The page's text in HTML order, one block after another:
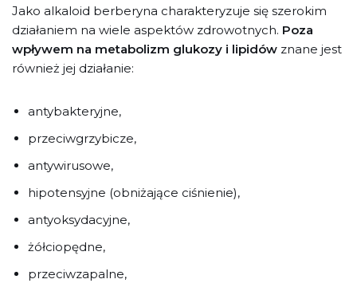
Jako alkaloid berberyna charakteryzuje się szerokim
działaniem na wiele aspektów zdrowotnych. Poza
wpływem na metabolizm glukozy i lipidów znane jest
również jej działanie:
antybakteryjne,
przeciwgrzybicze,
antywirusowe,
hipotensyjne (obniżające ciśnienie),
antyoksydacyjne,
żółciopędne,
przeciwzapalne,